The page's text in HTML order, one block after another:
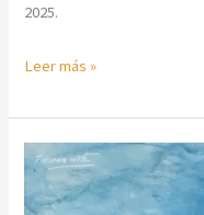
2025.
Leer más »
Caseríos